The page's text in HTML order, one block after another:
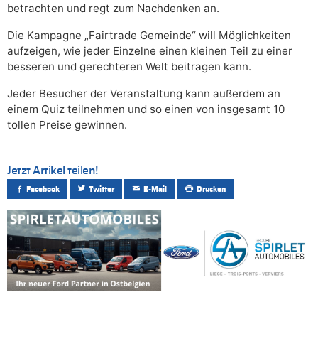
betrachten und regt zum Nachdenken an.
Die Kampagne „Fairtrade Gemeinde“ will Möglichkeiten
aufzeigen, wie jeder Einzelne einen kleinen Teil zu einer
besseren und gerechteren Welt beitragen kann.
Jeder Besucher der Veranstaltung kann außerdem an
einem Quiz teilnehmen und so einen von insgesamt 10
tollen Preise gewinnen.
Jetzt Artikel teilen!
Facebook Twitter E-Mail Drucken